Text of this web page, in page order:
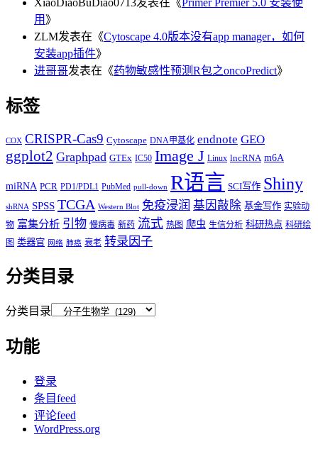
用 》
ZLM发表在《Cytoscape 4.0版本没有app manager，如何
安装app插件》
进哥哥发表在《药物敏感性预测R包之oncoPredict》
标签
COX CRISPR-Cas9 Cytoscape DNA甲基化 endnote GEO
ggplot2 Graphpad GTEx IC50 Image J Linux lncRNA m6A
miRNA PCR PD1/PDL1 PubMed pull-down R语言 SCI写作 Shiny
shRNA SPSS TCGA Western Blot 免疫浸润 基因敲除 基金写作 实验动
物 富集分析 引物 慢病毒 新药 流式 热图 爬虫 生信分析 科研热点 科研绘
图 类器官 网络 肺癌 衰老 转录因子
分类目录
分类目录
功能
登录
条目feed
评论feed
WordPress.org